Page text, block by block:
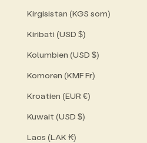
Kirgisistan (KGS som)
Kiribati (USD $)
Kolumbien (USD $)
Komoren (KMF Fr)
Kroatien (EUR €)
Kuwait (USD $)
Laos (LAK ₭)